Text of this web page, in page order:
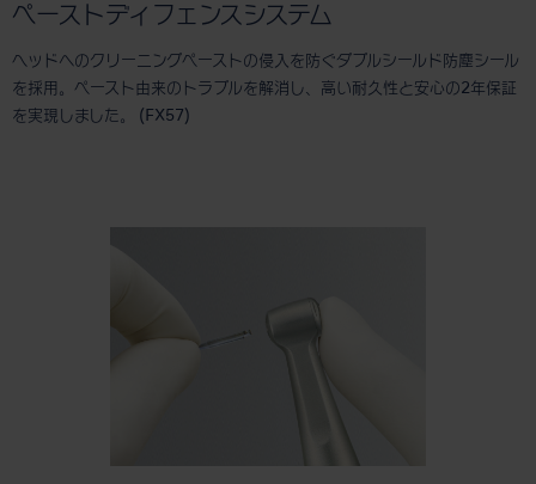
ペーストディフェンスシステム
ヘッドへのクリーニングペーストの侵入を防ぐダブルシールド防塵シール
を採用。ペースト由来のトラブルを解消し、高い耐久性と安心の2年保証
を実現しました。 (FX57)